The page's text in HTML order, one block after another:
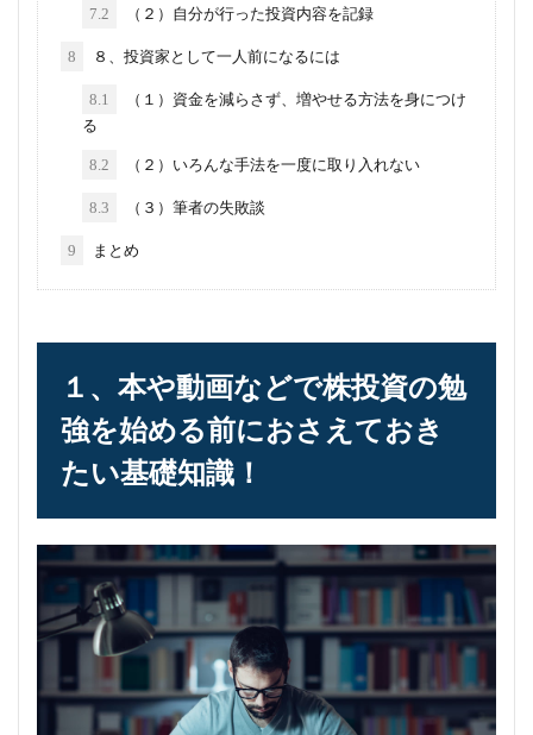
7.2 （２）自分が行った投資内容を記録
8 ８、投資家として一人前になるには
8.1
（１）資金を減らさず、増やせる方法を身につけ
る
8.2 （２）いろんな手法を一度に取り入れない
8.3 （３）筆者の失敗談
9 まとめ
１、本や動画などで株投資の勉
強を始める前におさえておき
たい基礎知識！